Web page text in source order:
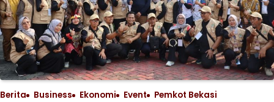
Berita Business Ekonomi Event Pemkot Bekasi